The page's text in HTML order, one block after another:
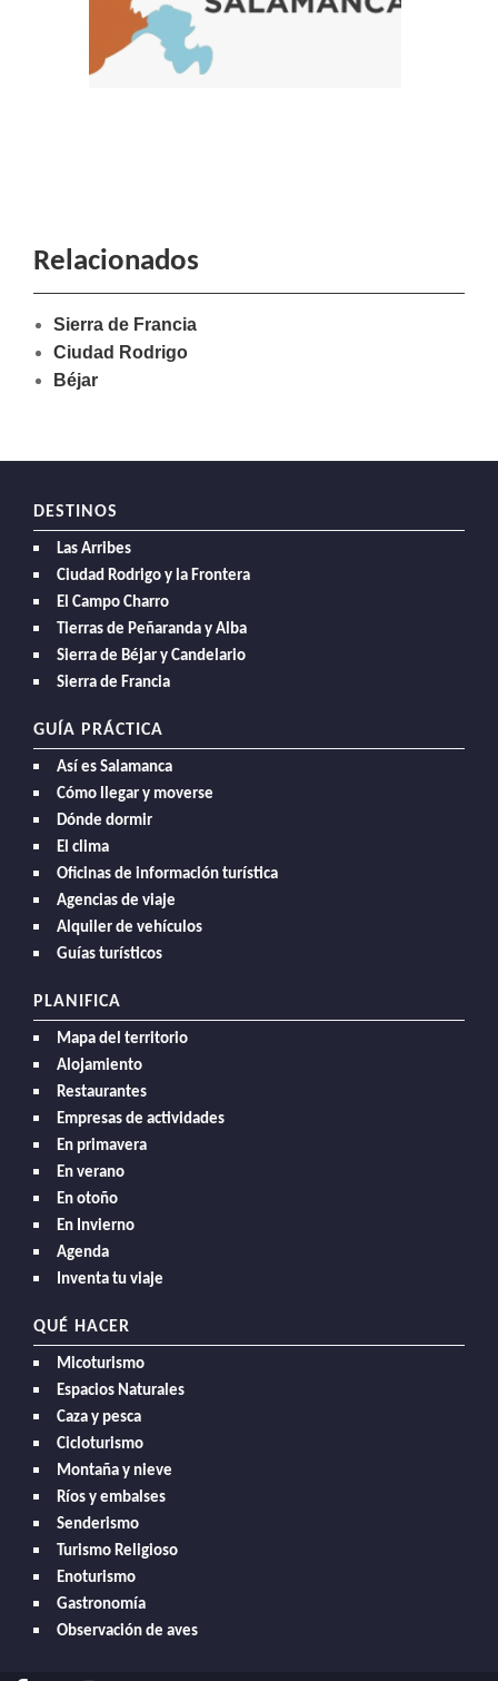
Relacionados
Sierra de Francia
Ciudad Rodrigo
Béjar
DESTINOS
Las Arribes
Ciudad Rodrigo y la Frontera
El Campo Charro
Tierras de Peñaranda y Alba
Sierra de Béjar y Candelario
Sierra de Francia
GUÍA PRÁCTICA
Así es Salamanca
Cómo llegar y moverse
Dónde dormir
El clima
Oficinas de información turística
Agencias de viaje
Alquiler de vehículos
Guías turísticos
PLANIFICA
Mapa del territorio
Alojamiento
Restaurantes
Empresas de actividades
En primavera
En verano
En otoño
En Invierno
Agenda
Inventa tu viaje
QUÉ HACER
Micoturismo
Espacios Naturales
Caza y pesca
Cicloturismo
Montaña y nieve
Ríos y embalses
Senderismo
Turismo Religioso
Enoturismo
Gastronomía
Observación de aves